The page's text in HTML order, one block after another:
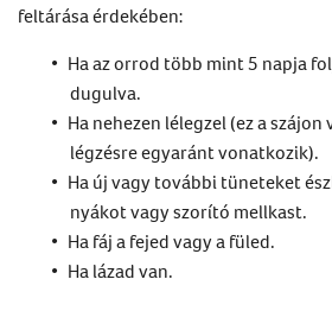
feltárása érdekében:
Ha az orrod több mint 5 napja
dugulva.
Ha nehezen lélegzel (ez a
légzésre egyaránt vonatkozik).
Ha új vagy további tüneteket
nyákot vagy szorító mellkast.
Ha fáj a fejed vagy a füled.
Ha lázad van.